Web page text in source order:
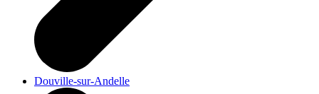
Douville-sur-Andelle